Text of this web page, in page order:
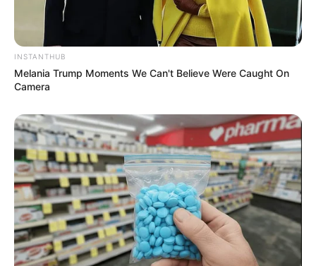
INSTANTHUB
Melania Trump Moments We Can't Believe Were Caught On
Camera